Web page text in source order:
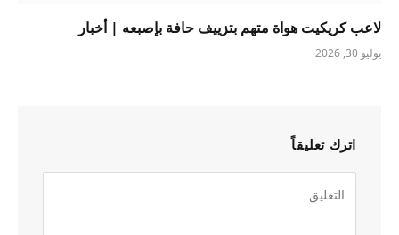
لاعب كريكيت هواة متهم بتزييف حافة بإصبعه | أخبار
يوليو 30, 2026
اترك تعليقاً